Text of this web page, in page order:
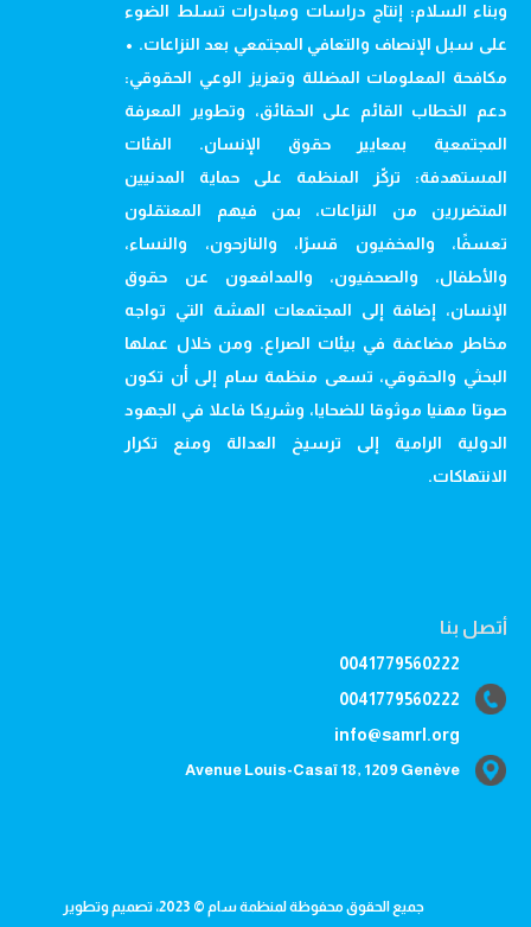
وبناء السلام: إنتاج دراسات ومبادرات تسلط الضوء
على سبل الإنصاف والتعافي المجتمعي بعد النزاعات. •
مكافحة المعلومات المضللة وتعزيز الوعي الحقوقي:
دعم الخطاب القائم على الحقائق، وتطوير المعرفة
المجتمعية بمعايير حقوق الإنسان. الفئات
المستهدفة: تركّز المنظمة على حماية المدنيين
المتضررين من النزاعات، بمن فيهم المعتقلون
تعسفًا، والمخفيون قسرًا، والنازحون، والنساء،
والأطفال، والصحفيون، والمدافعون عن حقوق
الإنسان، إضافة إلى المجتمعات الهشة التي تواجه
مخاطر مضاعفة في بيئات الصراع. ومن خلال عملها
البحثي والحقوقي، تسعى منظمة سام إلى أن تكون
صوتا مهنيا موثوقا للضحايا، وشريكا فاعلا في الجهود
الدولية الرامية إلى ترسيخ العدالة ومنع تكرار
الانتهاكات.
أتصل بنا
0041779560222
0041779560222
info@samrl.org
Avenue Louis-Casaï 18, 1209 Genève
جميع الحقوق محفوظة لمنظمة سام © 2023، تصميم وتطوير